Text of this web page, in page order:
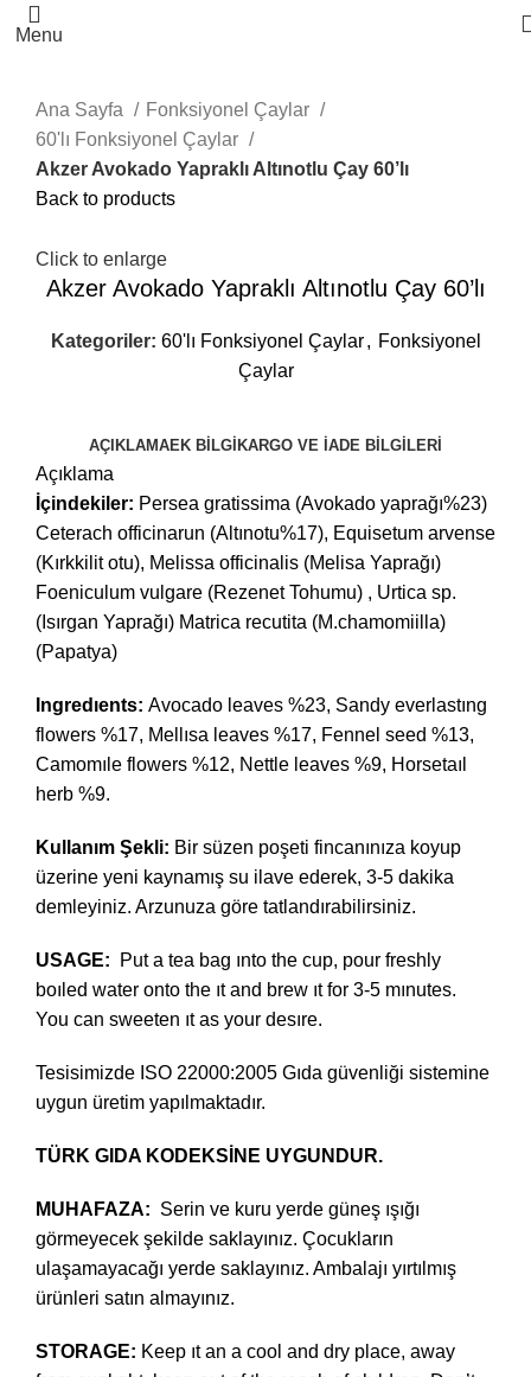
Menu
Ana Sayfa
Fonksiyonel Çaylar
60'lı Fonksiyonel Çaylar
Akzer Avokado Yapraklı Altınotlu Çay 60’lı
Back to products
Click to enlarge
Akzer Avokado Yapraklı Altınotlu Çay 60’lı
Kategoriler: 60'lı Fonksiyonel Çaylar , Fonksiyonel
Çaylar
AÇIKLAMAEK BILGI KARGO VE İADE BILGILERI
Açıklama
İçindekiler: Persea gratissima (Avokado yaprağı%23)
Ceterach officinarun (Altınotu%17), Equisetum arvense
(Kırkkilit otu), Melissa officinalis (Melisa Yaprağı)
Foeniculum vulgare (Rezenet Tohumu) , Urtica sp.
(Isırgan Yaprağı) Matrica recutita (M.chamomiilla)
(Papatya)
Ingredıents: Avocado leaves %23, Sandy everlastıng
flowers %17, Mellısa leaves %17, Fennel seed %13,
Camomıle flowers %12, Nettle leaves %9, Horsetaıl
herb %9.
Kullanım Şekli: Bir süzen poşeti fincanınıza koyup
üzerine yeni kaynamış su ilave ederek, 3-5 dakika
demleyiniz. Arzunuza göre tatlandırabilirsiniz.
USAGE:
Put a tea bag ınto the cup, pour freshly
boıled water onto the ıt and brew ıt for 3-5 mınutes.
You can sweeten ıt as your desıre.
Tesisimizde ISO 22000:2005 Gıda güvenliği sistemine
uygun üretim yapılmaktadır.
TÜRK GIDA KODEKSİNE UYGUNDUR.
MUHAFAZA: Serin ve kuru yerde güneş ışığı
görmeyecek şekilde saklayınız. Çocukların
ulaşamayacağı yerde saklayınız. Ambalajı yırtılmış
ürünleri satın almayınız.
STORAGE: Keep ıt an a cool and dry place, away